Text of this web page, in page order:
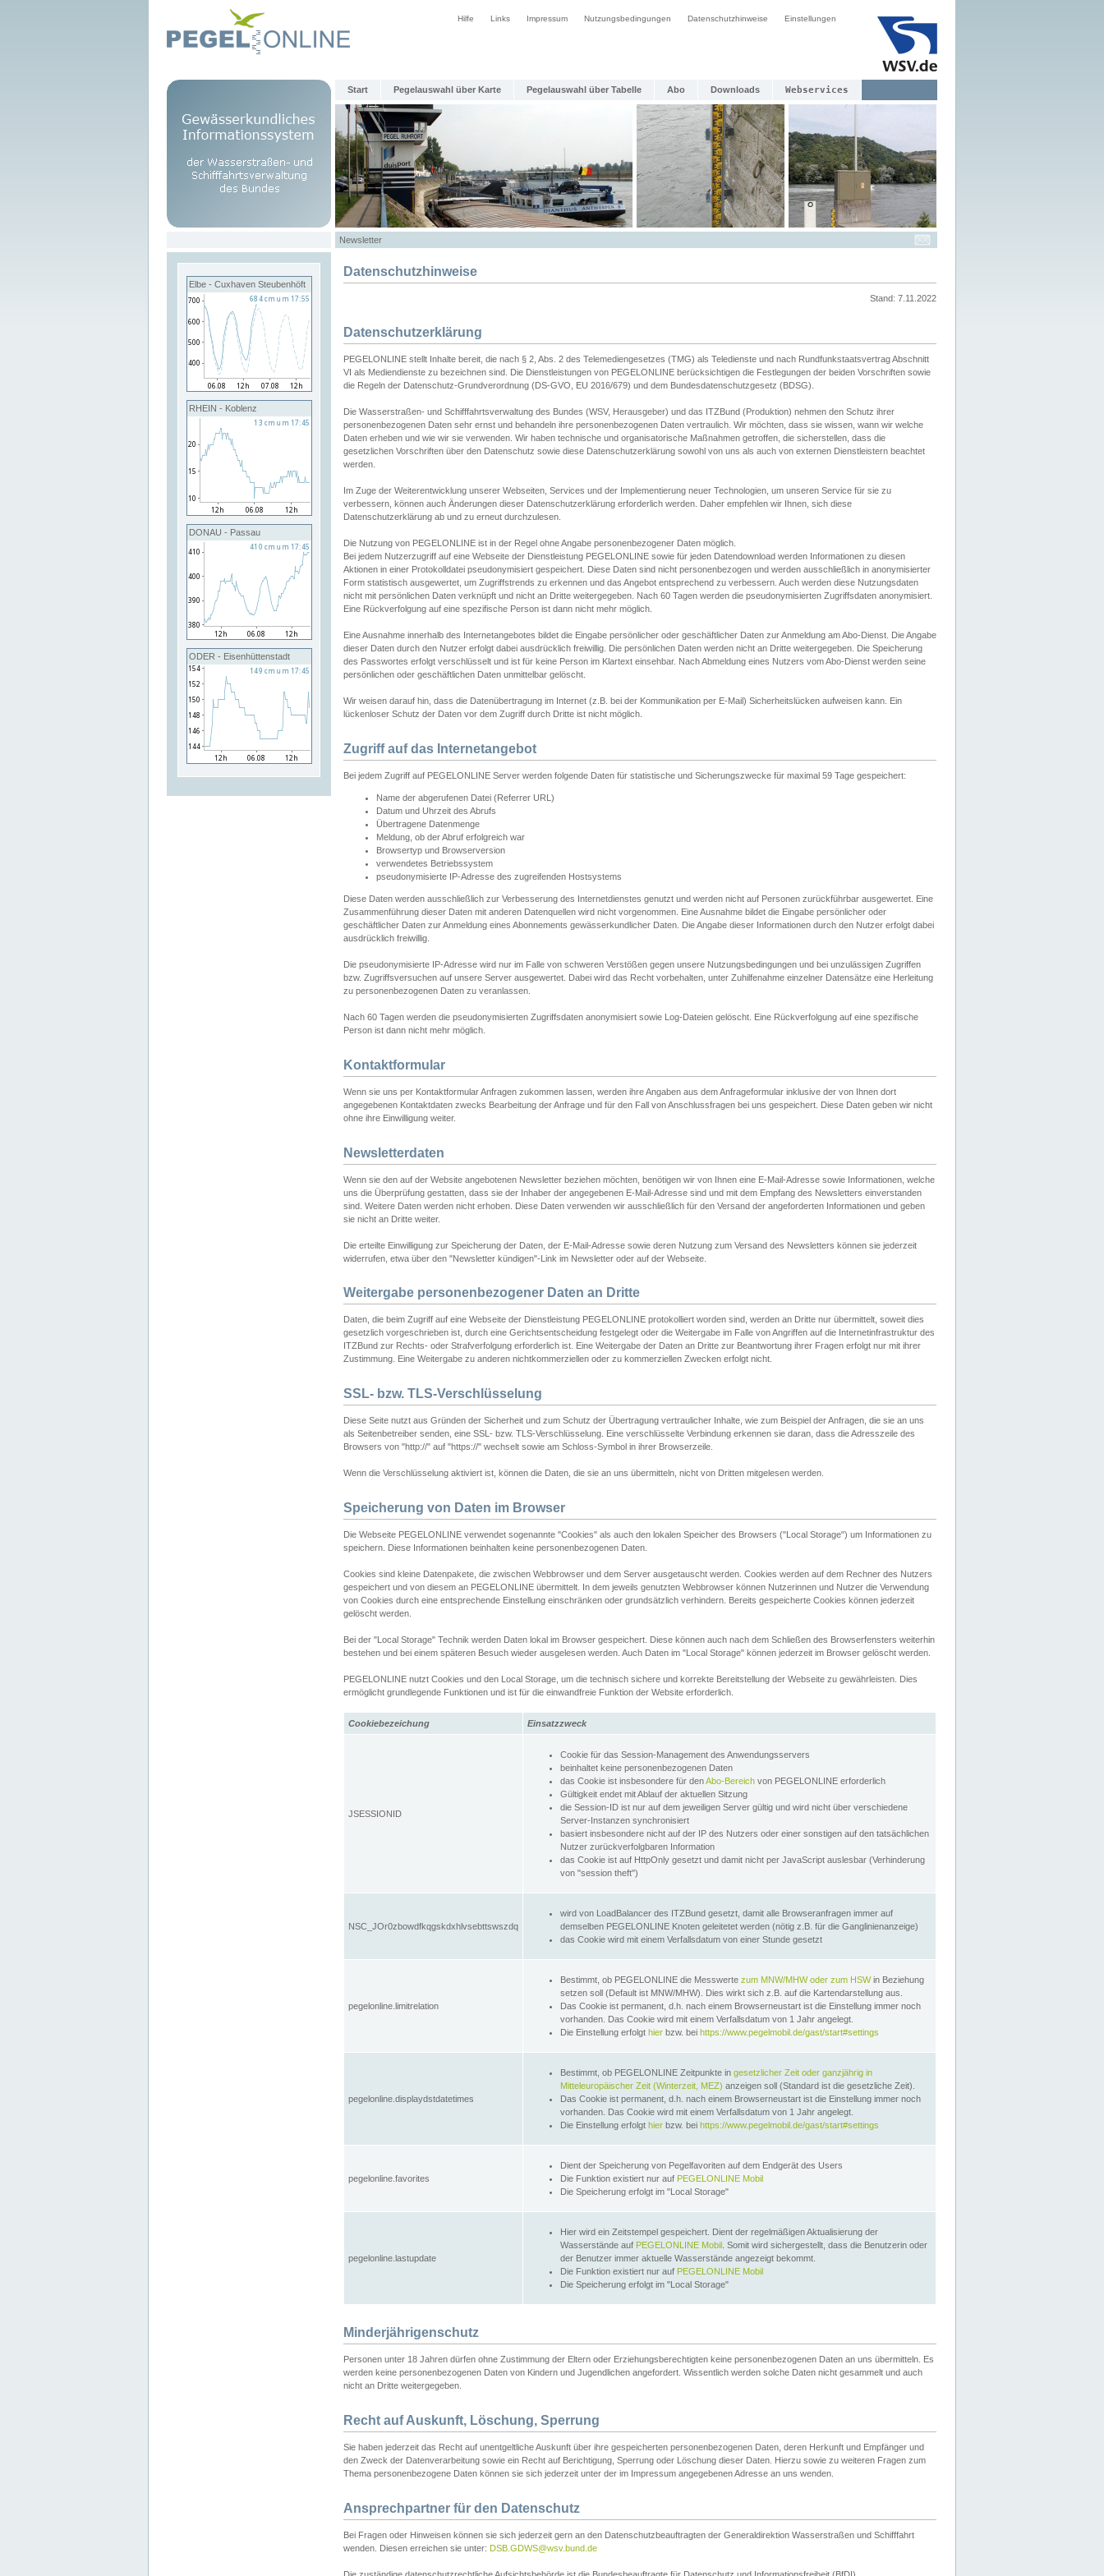
Hilfe Links Impressum Nutzungsbedingungen Datenschutzhinweise Einstellungen
Start Pegelauswahl über Karte Pegelauswahl über Tabelle Abo Downloads Webservices
Newsletter
Elbe - Cuxhaven Steubenhöft
RHEIN - Koblenz
DONAU - Passau
ODER - Eisenhüttenstadt
Datenschutzhinweise
Stand: 7.11.2022
Datenschutzerklärung
PEGELONLINE stellt Inhalte bereit, die nach § 2, Abs. 2 des Telemediengesetzes (TMG) als Teledienste und nach Rundfunkstaatsvertrag Abschnitt
VI als Mediendienste zu bezeichnen sind. Die Dienstleistungen von PEGELONLINE berücksichtigen die Festlegungen der beiden Vorschriften sowie
die Regeln der Datenschutz-Grundverordnung (DS-GVO, EU 2016/679) und dem Bundesdatenschutzgesetz (BDSG).
Die Wasserstraßen- und Schifffahrtsverwaltung des Bundes (WSV, Herausgeber) und das ITZBund (Produktion) nehmen den Schutz ihrer
personenbezogenen Daten sehr ernst und behandeln ihre personenbezogenen Daten vertraulich. Wir möchten, dass sie wissen, wann wir welche
Daten erheben und wie wir sie verwenden. Wir haben technische und organisatorische Maßnahmen getroffen, die sicherstellen, dass die
gesetzlichen Vorschriften über den Datenschutz sowie diese Datenschutzerklärung sowohl von uns als auch von externen Dienstleistern beachtet
werden.
Im Zuge der Weiterentwicklung unserer Webseiten, Services und der Implementierung neuer Technologien, um unseren Service für sie zu
verbessern, können auch Änderungen dieser Datenschutzerklärung erforderlich werden. Daher empfehlen wir Ihnen, sich diese
Datenschutzerklärung ab und zu erneut durchzulesen.
Die Nutzung von PEGELONLINE ist in der Regel ohne Angabe personenbezogener Daten möglich.
Bei jedem Nutzerzugriff auf eine Webseite der Dienstleistung PEGELONLINE sowie für jeden Datendownload werden Informationen zu diesen
Aktionen in einer Protokolldatei pseudonymisiert gespeichert. Diese Daten sind nicht personenbezogen und werden ausschließlich in anonymisierter
Form statistisch ausgewertet, um Zugriffstrends zu erkennen und das Angebot entsprechend zu verbessern. Auch werden diese Nutzungsdaten
nicht mit persönlichen Daten verknüpft und nicht an Dritte weitergegeben. Nach 60 Tagen werden die pseudonymisierten Zugriffsdaten anonymisiert.
Eine Rückverfolgung auf eine spezifische Person ist dann nicht mehr möglich.
Eine Ausnahme innerhalb des Internetangebotes bildet die Eingabe persönlicher oder geschäftlicher Daten zur Anmeldung am Abo-Dienst. Die Angabe
dieser Daten durch den Nutzer erfolgt dabei ausdrücklich freiwillig. Die persönlichen Daten werden nicht an Dritte weitergegeben. Die Speicherung
des Passwortes erfolgt verschlüsselt und ist für keine Person im Klartext einsehbar. Nach Abmeldung eines Nutzers vom Abo-Dienst werden seine
persönlichen oder geschäftlichen Daten unmittelbar gelöscht.
Wir weisen darauf hin, dass die Datenübertragung im Internet (z.B. bei der Kommunikation per E-Mail) Sicherheitslücken aufweisen kann. Ein
lückenloser Schutz der Daten vor dem Zugriff durch Dritte ist nicht möglich.
Zugriff auf das Internetangebot
Bei jedem Zugriff auf PEGELONLINE Server werden folgende Daten für statistische und Sicherungszwecke für maximal 59 Tage gespeichert:
Name der abgerufenen Datei (Referrer URL)
Datum und Uhrzeit des Abrufs
Übertragene Datenmenge
Meldung, ob der Abruf erfolgreich war
Browsertyp und Browserversion
verwendetes Betriebssystem
pseudonymisierte IP-Adresse des zugreifenden Hostsystems
Diese Daten werden ausschließlich zur Verbesserung des Internetdienstes genutzt und werden nicht auf Personen zurückführbar ausgewertet. Eine
Zusammenführung dieser Daten mit anderen Datenquellen wird nicht vorgenommen. Eine Ausnahme bildet die Eingabe persönlicher oder
geschäftlicher Daten zur Anmeldung eines Abonnements gewässerkundlicher Daten. Die Angabe dieser Informationen durch den Nutzer erfolgt dabei
ausdrücklich freiwillig.
Die pseudonymisierte IP-Adresse wird nur im Falle von schweren Verstößen gegen unsere Nutzungsbedingungen und bei unzulässigen Zugriffen
bzw. Zugriffsversuchen auf unsere Server ausgewertet. Dabei wird das Recht vorbehalten, unter Zuhilfenahme einzelner Datensätze eine Herleitung
zu personenbezogenen Daten zu veranlassen.
Nach 60 Tagen werden die pseudonymisierten Zugriffsdaten anonymisiert sowie Log-Dateien gelöscht. Eine Rückverfolgung auf eine spezifische
Person ist dann nicht mehr möglich.
Kontaktformular
Wenn sie uns per Kontaktformular Anfragen zukommen lassen, werden ihre Angaben aus dem Anfrageformular inklusive der von Ihnen dort
angegebenen Kontaktdaten zwecks Bearbeitung der Anfrage und für den Fall von Anschlussfragen bei uns gespeichert. Diese Daten geben wir nicht
ohne ihre Einwilligung weiter.
Newsletterdaten
Wenn sie den auf der Website angebotenen Newsletter beziehen möchten, benötigen wir von Ihnen eine E-Mail-Adresse sowie Informationen, welche
uns die Überprüfung gestatten, dass sie der Inhaber der angegebenen E-Mail-Adresse sind und mit dem Empfang des Newsletters einverstanden
sind. Weitere Daten werden nicht erhoben. Diese Daten verwenden wir ausschließlich für den Versand der angeforderten Informationen und geben
sie nicht an Dritte weiter.
Die erteilte Einwilligung zur Speicherung der Daten, der E-Mail-Adresse sowie deren Nutzung zum Versand des Newsletters können sie jederzeit
widerrufen, etwa über den "Newsletter kündigen"-Link im Newsletter oder auf der Webseite.
Weitergabe personenbezogener Daten an Dritte
Daten, die beim Zugriff auf eine Webseite der Dienstleistung PEGELONLINE protokolliert worden sind, werden an Dritte nur übermittelt, soweit dies
gesetzlich vorgeschrieben ist, durch eine Gerichtsentscheidung festgelegt oder die Weitergabe im Falle von Angriffen auf die Internetinfrastruktur des
ITZBund zur Rechts- oder Strafverfolgung erforderlich ist. Eine Weitergabe der Daten an Dritte zur Beantwortung ihrer Fragen erfolgt nur mit ihrer
Zustimmung. Eine Weitergabe zu anderen nichtkommerziellen oder zu kommerziellen Zwecken erfolgt nicht.
SSL- bzw. TLS-Verschlüsselung
Diese Seite nutzt aus Gründen der Sicherheit und zum Schutz der Übertragung vertraulicher Inhalte, wie zum Beispiel der Anfragen, die sie an uns
als Seitenbetreiber senden, eine SSL- bzw. TLS-Verschlüsselung. Eine verschlüsselte Verbindung erkennen sie daran, dass die Adresszeile des
Browsers von "http://" auf "https://" wechselt sowie am Schloss-Symbol in ihrer Browserzeile.
Wenn die Verschlüsselung aktiviert ist, können die Daten, die sie an uns übermitteln, nicht von Dritten mitgelesen werden.
Speicherung von Daten im Browser
Die Webseite PEGELONLINE verwendet sogenannte "Cookies" als auch den lokalen Speicher des Browsers ("Local Storage") um Informationen zu
speichern. Diese Informationen beinhalten keine personenbezogenen Daten.
Cookies sind kleine Datenpakete, die zwischen Webbrowser und dem Server ausgetauscht werden. Cookies werden auf dem Rechner des Nutzers
gespeichert und von diesem an PEGELONLINE übermittelt. In dem jeweils genutzten Webbrowser können Nutzerinnen und Nutzer die Verwendung
von Cookies durch eine entsprechende Einstellung einschränken oder grundsätzlich verhindern. Bereits gespeicherte Cookies können jederzeit
gelöscht werden.
Bei der "Local Storage" Technik werden Daten lokal im Browser gespeichert. Diese können auch nach dem Schließen des Browserfensters weiterhin
bestehen und bei einem späteren Besuch wieder ausgelesen werden. Auch Daten im "Local Storage" können jederzeit im Browser gelöscht werden.
PEGELONLINE nutzt Cookies und den Local Storage, um die technisch sichere und korrekte Bereitstellung der Webseite zu gewährleisten. Dies
ermöglicht grundlegende Funktionen und ist für die einwandfreie Funktion der Website erforderlich.
Cookiebezeichung Einsatzzweck
JSESSIONID
Cookie für das Session-Management des Anwendungsservers
beinhaltet keine personenbezogenen Daten
das Cookie ist insbesondere für denAbo-Bereich von PEGELONLINE erforderlich
Gültigkeit endet mit Ablauf der aktuellen Sitzung
die Session-ID ist nur auf dem jeweiligen Server gültig und wird nicht über verschiedene
Server-Instanzen synchronisiert
basiert insbesondere nicht auf der IP des Nutzers oder einer sonstigen auf den tatsächlichen
Nutzer zurückverfolgbaren Information
das Cookie ist auf HttpOnly gesetzt und damit nicht per JavaScript auslesbar (Verhinderung
von "session theft")
NSC_JOr0zbowdfkqgskdxhlvsebttswszdq
wird von LoadBalancer des ITZBund gesetzt, damit alle Browseranfragen immer auf
demselben PEGELONLINE Knoten geleitetet werden (nötig z.B. für die Ganglinienanzeige)
das Cookie wird mit einem Verfallsdatum von einer Stunde gesetzt
pegelonline.limitrelation
Bestimmt, ob PEGELONLINE die Messwerte zum MNW/MHW oder zum HSWin Beziehung
setzen soll (Default ist MNW/MHW). Dies wirkt sich z.B. auf die Kartendarstellung aus.
Das Cookie ist permanent, d.h. nach einem Browserneustart ist die Einstellung immer noch
vorhanden. Das Cookie wird mit einem Verfallsdatum von 1 Jahr angelegt.
Die Einstellung erfolgt hier bzw. bei https://www.pegelmobil.de/gast/start#settings
pegelonline.displaydstdatetimes
Bestimmt, ob PEGELONLINE Zeitpunkte in gesetzlicher Zeit oder ganzjährig in
Mitteleuropäischer Zeit (Winterzeit, MEZ) anzeigen soll (Standard ist die gesetzliche Zeit).
Das Cookie ist permanent, d.h. nach einem Browserneustart ist die Einstellung immer noch
vorhanden. Das Cookie wird mit einem Verfallsdatum von 1 Jahr angelegt.
Die Einstellung erfolgt hier bzw. bei https://www.pegelmobil.de/gast/start#settings
pegelonline.favorites
Dient der Speicherung von Pegelfavoriten auf dem Endgerät des Users
Die Funktion existiert nur auf PEGELONLINE Mobil
Die Speicherung erfolgt im "Local Storage"
pegelonline.lastupdate
Hier wird ein Zeitstempel gespeichert. Dient der regelmäßigen Aktualisierung der
Wasserstände auf PEGELONLINE Mobil . Somit wird sichergestellt, dass die Benutzerin oder
der Benutzer immer aktuelle Wasserstände angezeigt bekommt.
Die Funktion existiert nur auf PEGELONLINE Mobil
Die Speicherung erfolgt im "Local Storage"
Minderjährigenschutz
Personen unter 18 Jahren dürfen ohne Zustimmung der Eltern oder Erziehungsberechtigten keine personenbezogenen Daten an uns übermitteln. Es
werden keine personenbezogenen Daten von Kindern und Jugendlichen angefordert. Wissentlich werden solche Daten nicht gesammelt und auch
nicht an Dritte weitergegeben.
Recht auf Auskunft, Löschung, Sperrung
Sie haben jederzeit das Recht auf unentgeltliche Auskunft über ihre gespeicherten personenbezogenen Daten, deren Herkunft und Empfänger und
den Zweck der Datenverarbeitung sowie ein Recht auf Berichtigung, Sperrung oder Löschung dieser Daten. Hierzu sowie zu weiteren Fragen zum
Thema personenbezogene Daten können sie sich jederzeit unter der im Impressum angegebenen Adresse an uns wenden.
Ansprechpartner für den Datenschutz
Bei Fragen oder Hinweisen können sie sich jederzeit gern an den Datenschutzbeauftragten der Generaldirektion Wasserstraßen und Schifffahrt
wenden. Diesen erreichen sie unter: DSB.GDWS@wsv.bund.de